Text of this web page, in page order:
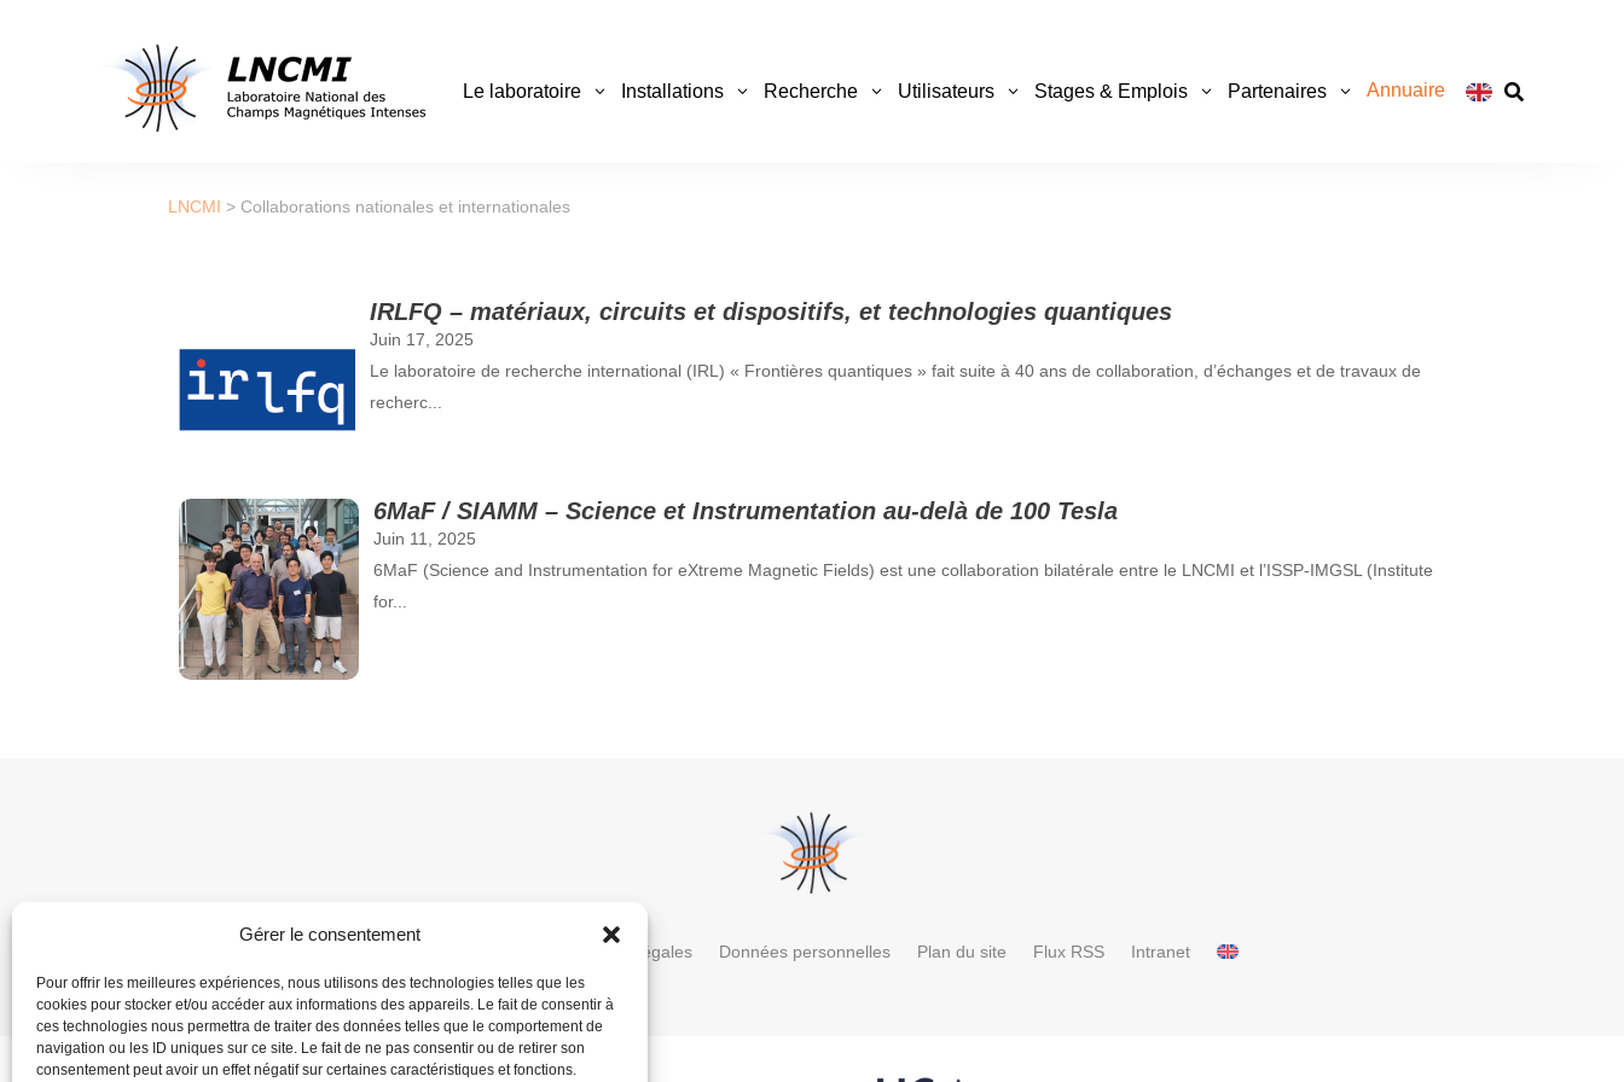
Gérer le consentement
Pour offrir les meilleures expériences, nous utilisons des technologies telles que les
cookies pour stocker et/ou accéder aux informations des appareils. Le fait de consentir à
ces technologies nous permettra de traiter des données telles que le comportement de
navigation ou les ID uniques sur ce site. Le fait de ne pas consentir ou de retirer son
consentement peut avoir un effet négatif sur certaines caractéristiques et fonctions.
Le laboratoire Installations Recherche Utilisateurs Stages & Emplois Partenaires Annuaire 
LNCMI > Collaborations nationales et internationales
IRLFQ – matériaux, circuits et dispositifs, et technologies quantiques
Juin 17, 2025
Le laboratoire de recherche international (IRL) « Frontières quantiques » fait suite à 40 ans de collaboration, d’échanges et de travaux de
recherc...
6MaF / SIAMM – Science et Instrumentation au-delà de 100 Tesla
Juin 11, 2025
6MaF (Science and Instrumentation for eXtreme Magnetic Fields) est une collaboration bilatérale entre le LNCMI et l’ISSP-IMGSL (Institute
for...
Mentions légales Données personnelles Plan du site Flux RSS Intranet